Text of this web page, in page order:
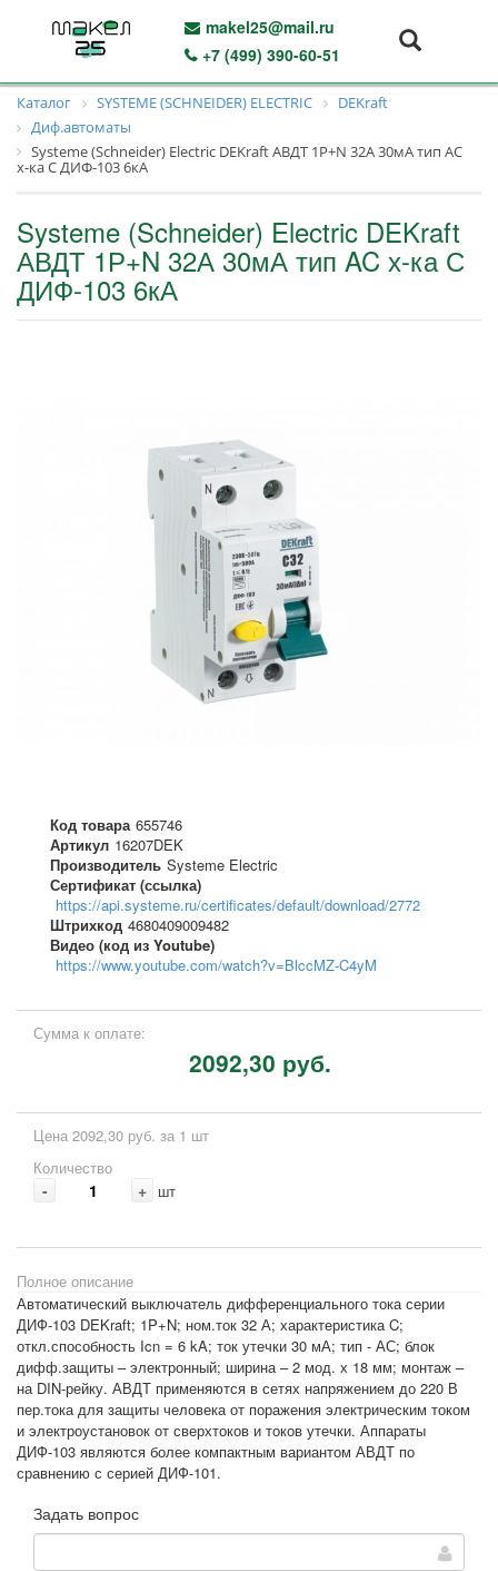
makel25@mail.ru
+7 (499) 390-60-51
Каталог SYSTEME (SCHNEIDER) ELECTRIC
DEKraft
Диф.автоматы
Systeme (Schneider) Electric DEKraft АВДТ 1Р+N 32А 30мА тип AC
х-ка С ДИФ-103 6кА
Systeme (Schneider) Electric DEKraft
АВДТ 1Р+N 32А 30мА тип AC х-ка С
ДИФ-103 6кА
Код товара 655746
Артикул 16207DEK
Производитель Systeme Electric
Сертификат (ссылка)
https://api.systeme.ru/certificates/default/download/2772
Штрихкод 4680409009482
Видео (код из Youtube)
https://www.youtube.com/watch?v=BlccMZ-C4yM
Сумма к оплате:
2092,30 руб.
Цена 2092,30 руб. за 1 шт
Количество
- + шт
Полное описание
Автоматический выключатель дифференциального тока серии
ДИФ-103 DEKraft; 1P+N; ном.ток 32 А; характеристика C;
откл.способность Icn = 6 kA; ток утечки 30 мА; тип - АС; блок
дифф.защиты – электронный; ширина – 2 мод. х 18 мм; монтаж –
на DIN-рейку. АВДТ применяются в сетях напряжением до 220 В
пер.тока для защиты человека от поражения электрическим током
и электроустановок от сверхтоков и токов утечки. Аппараты
ДИФ-103 являются более компактным вариантом АВДТ по
сравнению с серией ДИФ-101.
Задать вопрос